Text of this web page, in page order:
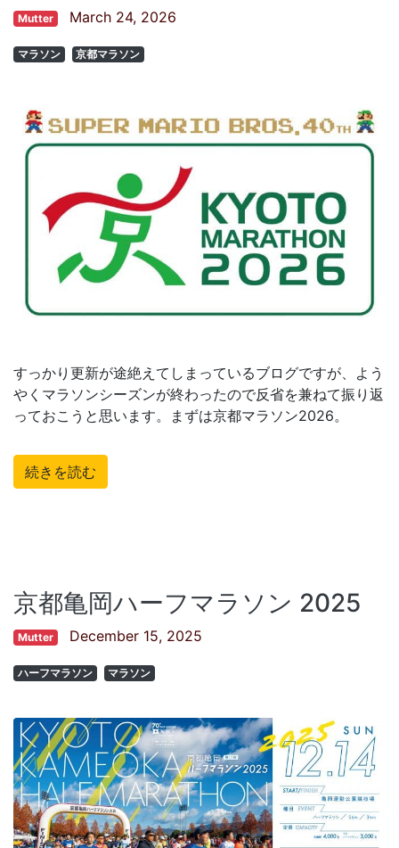
Mutter March 24, 2026
マラソン 京都マラソン
すっかり更新が途絶えてしまっているブログですが、よう
やくマラソンシーズンが終わったので反省を兼ねて振り返
っておこうと思います。まずは京都マラソン2026。
続きを読む
京都亀岡ハーフマラソン 2025
Mutter December 15, 2025
ハーフマラソン マラソン